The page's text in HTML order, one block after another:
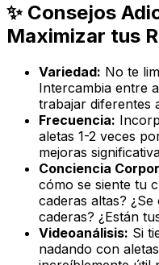
✨ Consejos
Maximizar tus
Variedad: No te
Intercambia entre
trabajar diferentes
Frecuencia:
aletas 1-2 veces
mejoras
Conciencia
cómo se siente tu
caderas altas?
caderas? ¿Están
Videoanálisis: Si
nadando con